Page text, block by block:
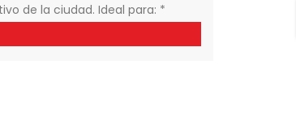
de la ciudad. Ideal para: *
actualmente alquilada